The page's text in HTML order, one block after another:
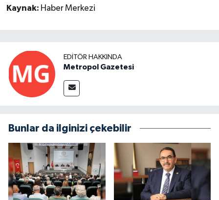
Kaynak: Haber Merkezi
EDITÖR HAKKINDA
Metropol Gazetesi
Bunlar da ilginizi çekebilir